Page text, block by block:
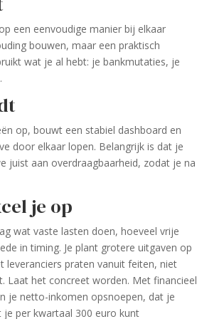
een eenvoudige manier bij elkaar
bouwen, maar een praktisch
wat je al hebt: je bankmutaties, je
op, bouwt een stabiel dashboard en
door elkaar lopen. Belangrijk is dat je
juist aan overdraagbaarheid, zodat je na
je op
wat vaste lasten doen, hoeveel vrije
in timing. Je plant grotere uitgaven op
leveranciers praten vanuit feiten, niet
Laat het concreet worden. Met financieel
je netto-inkomen opsnoepen, dat je
per kwartaal 300 euro kunt